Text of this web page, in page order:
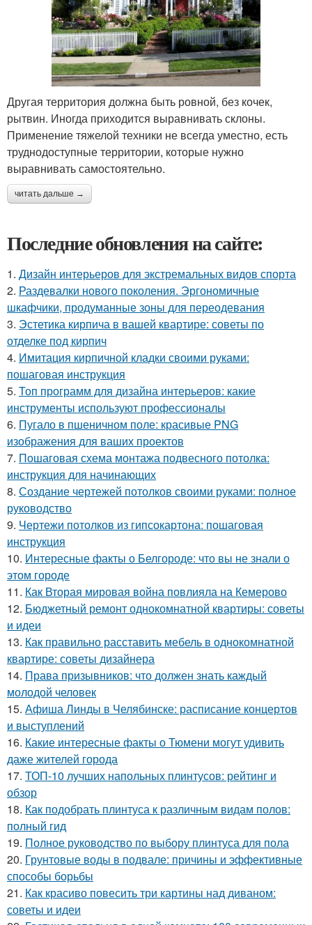
Другая территория должна быть ровной, без кочек,
рытвин. Иногда приходится выравнивать склоны.
Применение тяжелой техники не всегда уместно, есть
труднодоступные территории, которые нужно
выравнивать самостоятельно.
читать дальше →
Последние обновления на сайте:
1. Дизайн интерьеров для экстремальных видов спорта
2. Раздевалки нового поколения. Эргономичные
шкафчики, продуманные зоны для переодевания
3. Эстетика кирпича в вашей квартире: советы по
отделке под кирпич
4. Имитация кирпичной кладки своими руками:
пошаговая инструкция
5. Топ программ для дизайна интерьеров: какие
инструменты используют профессионалы
6. Пугало в пшеничном поле: красивые PNG
изображения для ваших проектов
7. Пошаговая схема монтажа подвесного потолка:
инструкция для начинающих
8. Создание чертежей потолков своими руками: полное
руководство
9. Чертежи потолков из гипсокартона: пошаговая
инструкция
10. Интересные факты о Белгороде: что вы не знали о
этом городе
11. Как Вторая мировая война повлияла на Кемерово
12. Бюджетный ремонт однокомнатной квартиры: советы
и идеи
13. Как правильно расставить мебель в однокомнатной
квартире: советы дизайнера
14. Права призывников: что должен знать каждый
молодой человек
15. Афиша Линды в Челябинске: расписание концертов
и выступлений
16. Какие интересные факты о Тюмени могут удивить
даже жителей города
17. ТОП-10 лучших напольных плинтусов: рейтинг и
обзор
18. Как подобрать плинтуса к различным видам полов:
полный гид
19. Полное руководство по выбору плинтуса для пола
20. Грунтовые воды в подвале: причины и эффективные
способы борьбы
21. Как красиво повесить три картины над диваном:
советы и идеи